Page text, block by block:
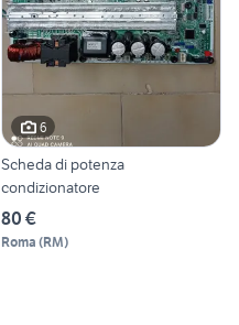
6
Scheda di potenza
condizionatore
80 €
Roma (RM)